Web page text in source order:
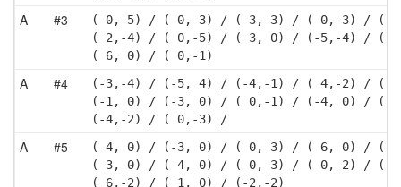
A #3
( 0, 5) / ( 0, 3) / ( 3, 3) / ( 0,-3) / (
( 2,-4) / ( 0,-5) / ( 3, 0) / (-5,-4) / (
( 6, 0) / ( 0,-1)
A #4
(-3,-4) / (-5, 4) / (-4,-1) / ( 4,-2) / (
(-1, 0) / (-3, 0) / ( 0,-1) / (-4, 0) / (
(-4,-2) / ( 0,-3) /
A #5
( 4, 0) / (-3, 0) / ( 0, 3) / ( 6, 0) / (-
(-3, 0) / ( 4, 0) / ( 0,-3) / ( 0,-2) / (-
( 6,-2) / ( 1, 0) / (-2,-2)